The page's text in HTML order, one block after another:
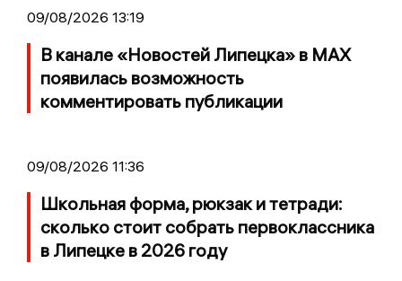
09/08/2026 13:19
В канале «Новостей Липецка» в MAX
появилась возможность
комментировать публикации
09/08/2026 11:36
Школьная форма, рюкзак и тетради:
сколько стоит собрать первоклассника
в Липецке в 2026 году